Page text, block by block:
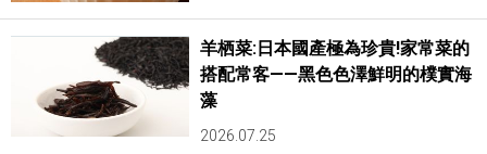
羊栖菜:日本國產極為珍貴!家常菜的
搭配常客——黑色色澤鮮明的樸實海
藻
2026.07.25